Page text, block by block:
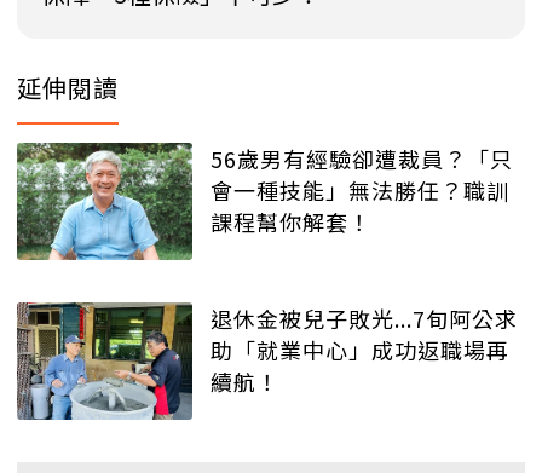
延伸閱讀
56歲男有經驗卻遭裁員？「只
會一種技能」無法勝任？職訓
課程幫你解套！
退休金被兒子敗光...7旬阿公求
助「就業中心」成功返職場再
續航！